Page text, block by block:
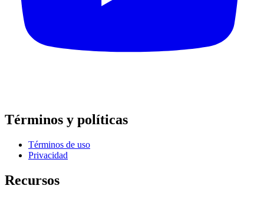
Términos y políticas
Términos de uso
Privacidad
Recursos